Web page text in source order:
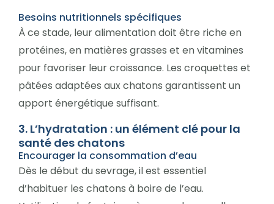
Besoins nutritionnels spécifiques
À ce stade, leur alimentation doit être riche en
protéines, en matières grasses et en vitamines
pour favoriser leur croissance. Les croquettes et
pâtées adaptées aux chatons garantissent un
apport énergétique suffisant.
3. L’hydratation : un élément clé pour la
santé des chatons
Encourager la consommation d’eau
Dès le début du sevrage, il est essentiel
d’habituer les chatons à boire de l’eau.